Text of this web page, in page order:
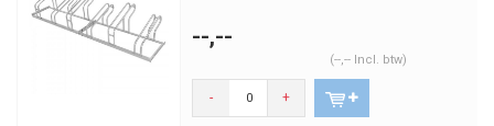
--,--
(--,-- Incl. btw)
- +